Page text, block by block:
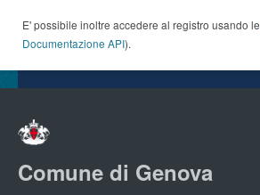
E' possibile inoltre accedere al registro usando le
Documentazione API).
Comune di Genova